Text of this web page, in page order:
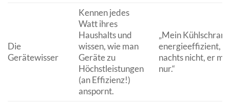
Die
Gerätewisser
Kennen jedes
Watt ihres
Haushalts und
wissen, wie man
Geräte zu
Höchstleistungen
(an Effizienz!)
anspornt.
„Mein
energieeffizient,
nachts nicht, er
nur.“